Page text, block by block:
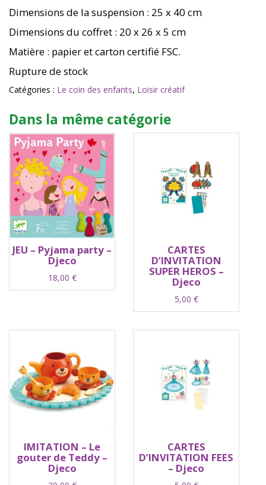
Dimensions de la suspension : 25 x 40 cm
Dimensions du coffret : 20 x 26 x 5 cm
Matière : papier et carton certifié FSC.
Rupture de stock
Catégories : Le coin des enfants, Loisir créatif
Dans la même catégorie
JEU – Pyjama party –
Djeco
18,00 €
CARTES
D’INVITATION
SUPER HEROS –
Djeco
5,00 €
IMITATION – Le
gouter de Teddy –
Djeco
CARTES
D’INVITATION FEES
– Djeco